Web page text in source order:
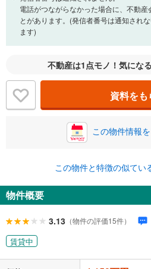
電話がつながらなかった場合に、不動
とがあります。(発信者番号は通知され
ます)
不動産は1点モノ！気にな
資料をも
この物件情報
この物件と特徴の似てい
物件概要
3.13 （物件の評価15件）
賃貸中